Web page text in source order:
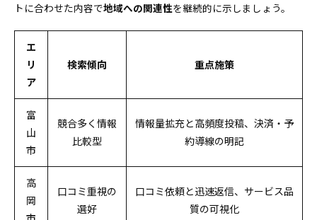
別MEO対策】の初期設定まるわかりガイド
初日～3日で終わる！登録・設定の時短ステップ
トに合わせた内容で地域への関連性を継続的に示しましょう。
エ
リ
ア
検索傾向 重点施策
富
山
市
競合多く情報
比較型
情報量拡充と高頻度投稿、決済・予
約導線の明記
高
岡
口コミ重視の
選好
口コミ依頼と迅速返信、サービス品
質の可視化